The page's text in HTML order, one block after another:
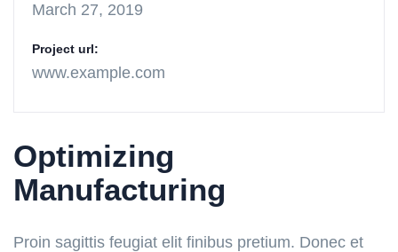
March 27, 2019
Project url:
www.example.com
Optimizing
Manufacturing
Proin sagittis feugiat elit finibus pretium. Donec et